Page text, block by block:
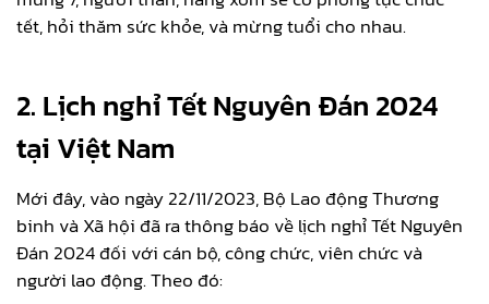
tết, hỏi thăm sức khỏe, và mừng tuổi cho nhau.
2. Lịch nghỉ Tết Nguyên Đán 2024
tại Việt Nam
Mới đây, vào ngày 22/11/2023, Bộ Lao động Thương
binh và Xã hội đã ra thông báo về lịch nghỉ Tết Nguyên
Đán 2024 đối với cán bộ, công chức, viên chức và
người lao động. Theo đó: